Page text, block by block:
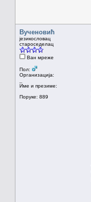
Вученовић
језикословац
староседелац
Ван мреже
Пол:
Организација:
Име и презиме:
Поруке: 889